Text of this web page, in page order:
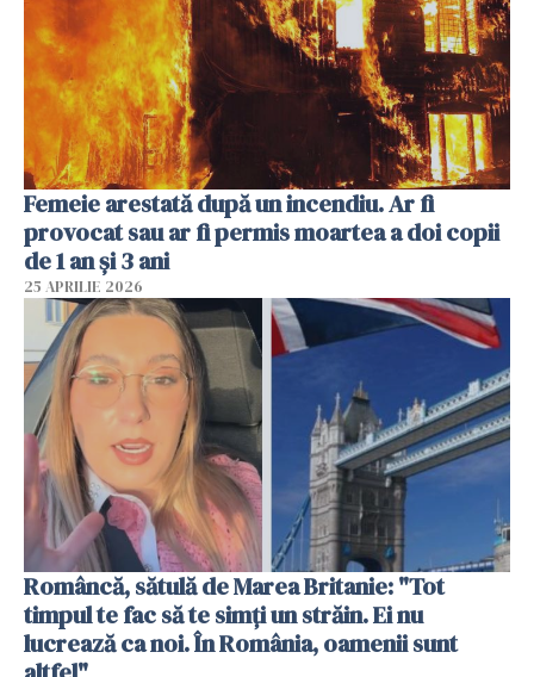
Femeie arestată după un incendiu. Ar fi
provocat sau ar fi permis moartea a doi copii
de 1 an și 3 ani
25 APRILIE 2026
Româncă, sătulă de Marea Britanie: "Tot
timpul te fac să te simți un străin. Ei nu
lucrează ca noi. În România, oamenii sunt